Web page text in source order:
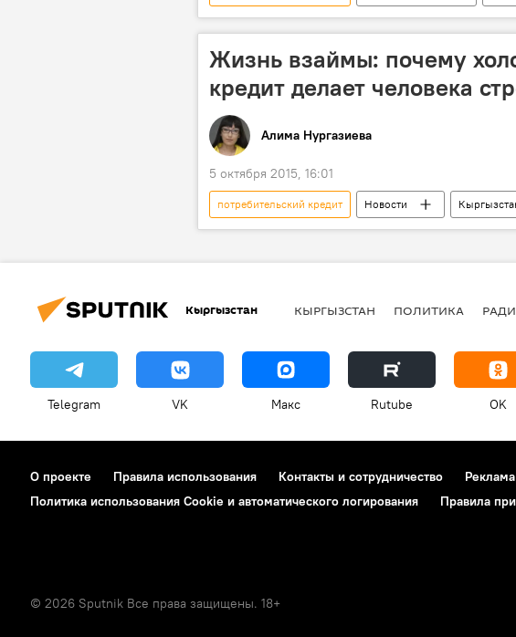
Национальный статистический комитет
Новости
Жизнь взаймы: почему
кредит делает человека
Алима Нургазиева
5 октября 2015, 16:01
потребительский кредит Новости
кредит
банк долг займы
Кыргызстан КЫРГЫЗСТАН ПОЛИТИКА
Telegram VK Макс Rutube OK
О проекте Правила использования Контакты и сотрудничество Реклама
Политика использования Cookie и автоматического логирования
Правила
© 2026 Sputnik Все права защищены. 18+